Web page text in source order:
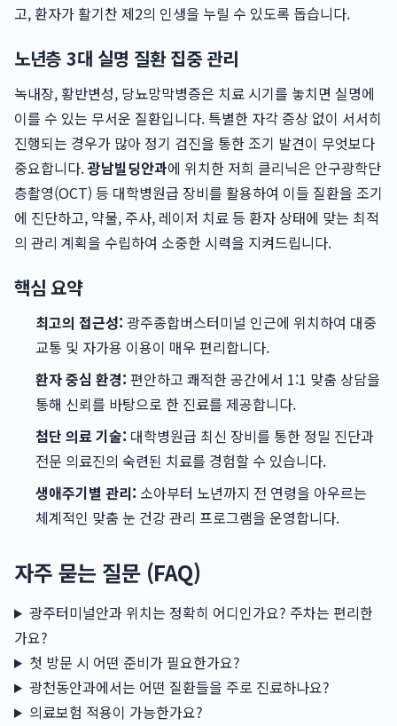
고, 환자가 활기찬 제2의 인생을 누릴 수 있도록 돕습니다.
노년층 3대 실명 질환 집중 관리
녹내장, 황반변성, 당뇨망막병증은 치료 시기를 놓치면 실명에
이를 수 있는 무서운 질환입니다. 특별한 자각 증상 없이 서서히
진행되는 경우가 많아 정기 검진을 통한 조기 발견이 무엇보다
중요합니다.광남빌딩안과에 위치한 저희 클리닉은 안구광학단
층촬영(OCT) 등 대학병원급 장비를 활용하여 이들 질환을 조기
에 진단하고, 약물, 주사, 레이저 치료 등 환자 상태에 맞는 최적
의 관리 계획을 수립하여 소중한 시력을 지켜드립니다.
핵심 요약
최고의 접근성: 광주종합버스터미널 인근에 위치하여 대중
교통 및 자가용 이용이 매우 편리합니다.
환자 중심 환경: 편안하고 쾌적한 공간에서 1:1 맞춤 상담을
통해 신뢰를 바탕으로 한 진료를 제공합니다.
첨단 의료 기술: 대학병원급 최신 장비를 통한 정밀 진단과
전문 의료진의 숙련된 치료를 경험할 수 있습니다.
생애주기별 관리: 소아부터 노년까지 전 연령을 아우르는
체계적인 맞춤 눈 건강 관리 프로그램을 운영합니다.
자주 묻는 질문 (FAQ)
광주터미널안과 위치는 정확히 어디인가요? 주차는 편리한
가요?
첫 방문 시 어떤 준비가 필요한가요?
광천동안과에서는 어떤 질환들을 주로 진료하나요?
의료보험 적용이 가능한가요?